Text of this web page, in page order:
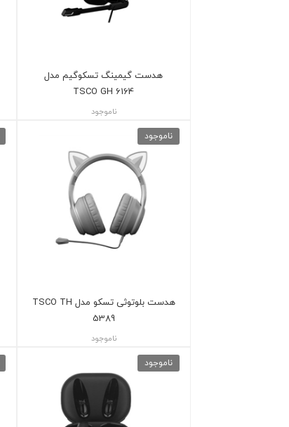
هدست گیمینگ تسکوگیم مدل
TSCO GH 6164
ناموجود
ناموجود
هدست بلوتوثی تسکو مدل TSCO TH
5389
ناموجود
ناموجود